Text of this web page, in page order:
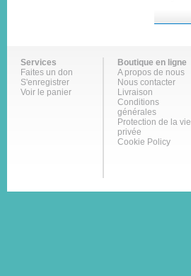
Services
Faites un don
S'enregistrer
Voir le panier
Boutique en ligne
A propos de nous
Nous contacter
Livraison
Conditions
générales
Protection de la vie
privée
Cookie Policy